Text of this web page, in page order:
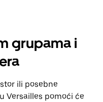
grupama i
ili posebne
Versailles pomoći će